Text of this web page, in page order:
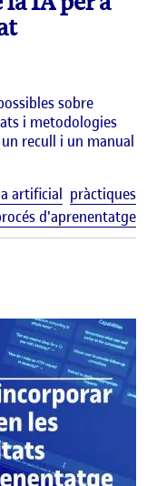
sobre
i metodologies
recull i un manual
artificial pràctiques
d'aprenentatge